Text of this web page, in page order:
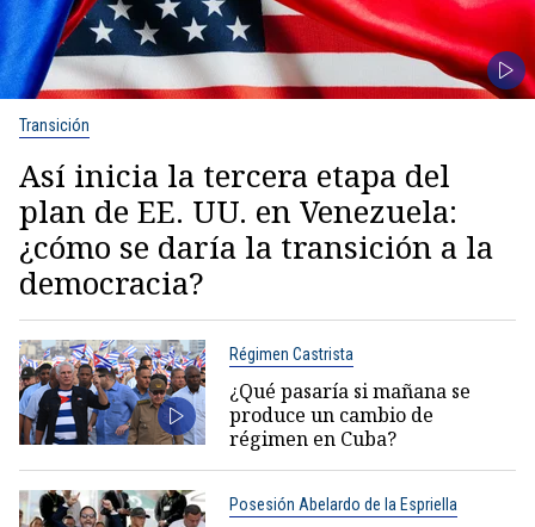
Transición
Así inicia la tercera etapa del
plan de EE. UU. en Venezuela:
¿cómo se daría la transición a la
democracia?
Régimen Castrista
¿Qué pasaría si mañana se
produce un cambio de
régimen en Cuba?
Posesión Abelardo de la Espriella